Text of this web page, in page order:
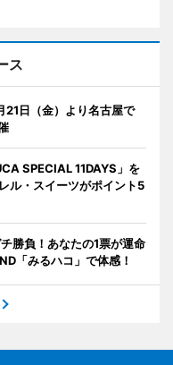
ス
日（金）より名古屋で
SPECIAL 11DAYS」を
ル・スイーツがポイント5
勝負！あなたの1票が運命
「みるハコ」で体感！